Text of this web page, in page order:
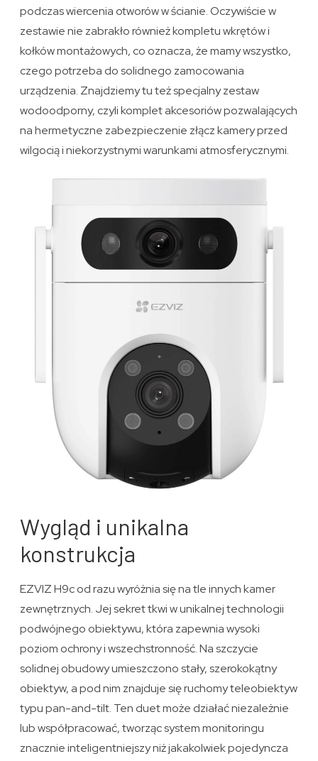
podczas wiercenia otworów w ścianie. Oczywiście w
zestawie nie zabrakło również kompletu wkrętów i
kołków montażowych, co oznacza, że mamy wszystko,
czego potrzeba do solidnego zamocowania
urządzenia. Znajdziemy tu też specjalny zestaw
wodoodporny, czyli komplet akcesoriów pozwalających
na hermetyczne zabezpieczenie złącz kamery przed
wilgocią i niekorzystnymi warunkami atmosferycznymi.
Wygląd i unikalna
konstrukcja
EZVIZ H9c od razu wyróżnia się na tle innych kamer
zewnętrznych. Jej sekret tkwi w unikalnej technologii
podwójnego obiektywu, która zapewnia wysoki
poziom ochrony i wszechstronność. Na szczycie
solidnej obudowy umieszczono stały, szerokokątny
obiektyw, a pod nim znajduje się ruchomy teleobiektyw
typu pan-and-tilt. Ten duet może działać niezależnie
lub współpracować, tworząc system monitoringu
znacznie inteligentniejszy niż jakakolwiek pojedyncza